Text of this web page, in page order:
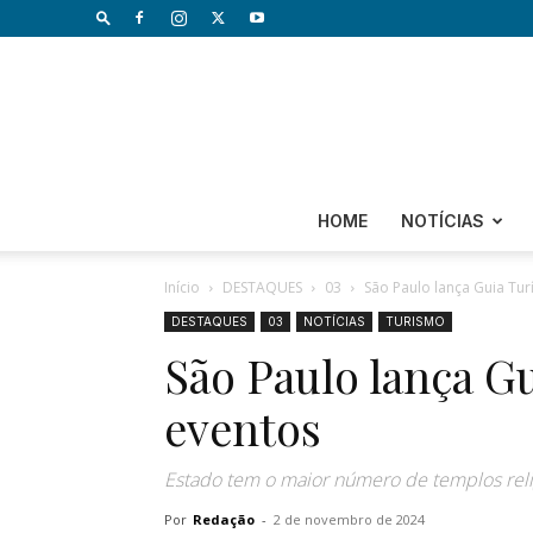
HOME NOTÍCIAS
Início DESTAQUES 03 São Paulo lança Guia
DESTAQUES 03 NOTÍCIAS TURISMO
São Paulo lança
eventos
Estado tem o maior número de templos
Por Redação - 2 de novembro de 2024